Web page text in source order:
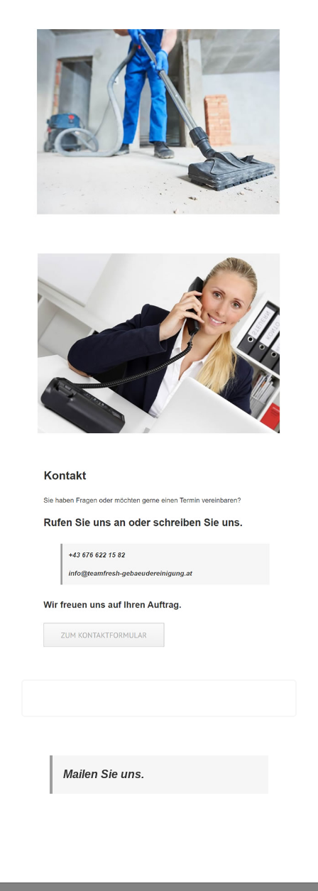
Mailen Sie uns.